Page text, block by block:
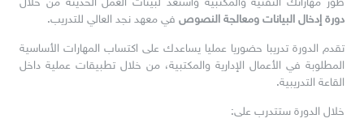
دورة إدخال البيانات ومعالجة النصوص في معهد نجد العالي للتدريب.
تقدم الدورة تدريبا حضوريا عمليا يساعدك على اكتساب المهارات الأساسية
المطلوبة في الأعمال الإدارية والمكتبية، من خلال تطبيقات عملية داخل
القاعة التدريبية.
خلال الدورة ستتدرب على: